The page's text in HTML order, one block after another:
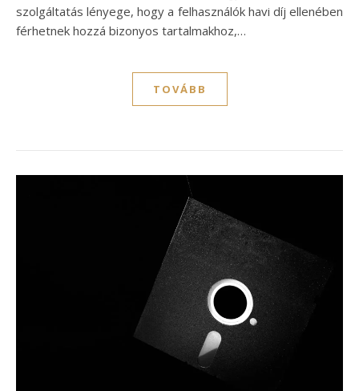
szolgáltatás lényege, hogy a felhasználók havi díj ellenében
férhetnek hozzá bizonyos tartalmakhoz,…
TOVÁBB